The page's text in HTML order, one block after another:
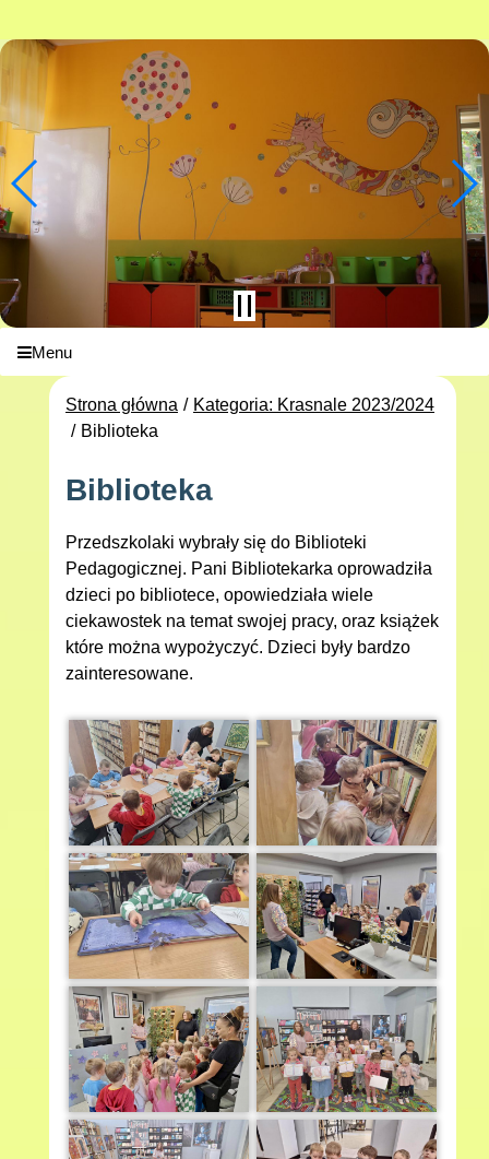
Menu
Strona główna
Kategoria: Krasnale 2023/2024
Biblioteka
Biblioteka
Przedszkolaki wybrały się do Biblioteki
Pedagogicznej. Pani Bibliotekarka oprowadziła
dzieci po bibliotece, opowiedziała wiele
ciekawostek na temat swojej pracy, oraz książek
które można wypożyczyć. Dzieci były bardzo
zainteresowane.